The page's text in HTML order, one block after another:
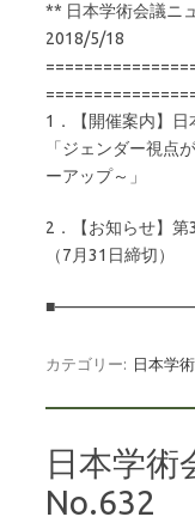
** 日本学術会議
2018/5/18
1．【開催案内】
「ジェンダー視点
ーアップ～」
2．【お知らせ】
（7月31日締切）
カテゴリー: 日本学
日本学術
No.632